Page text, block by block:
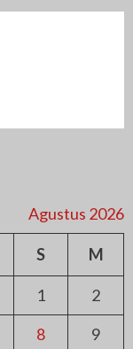
Agustus 2026
S M
1
2
8
9